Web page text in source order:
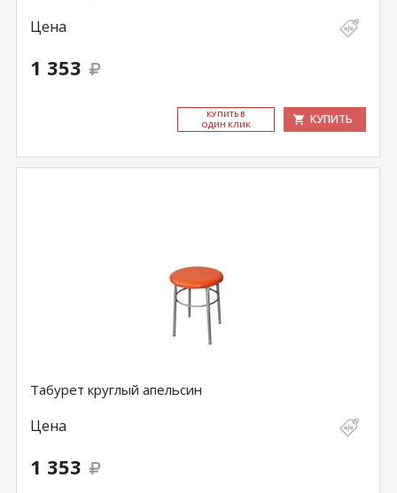
Цена
1 353
КУ­ПИТЬ В
ОДИН КЛИК
КУПИТЬ
Табурет круглый апельсин
Цена
1 353